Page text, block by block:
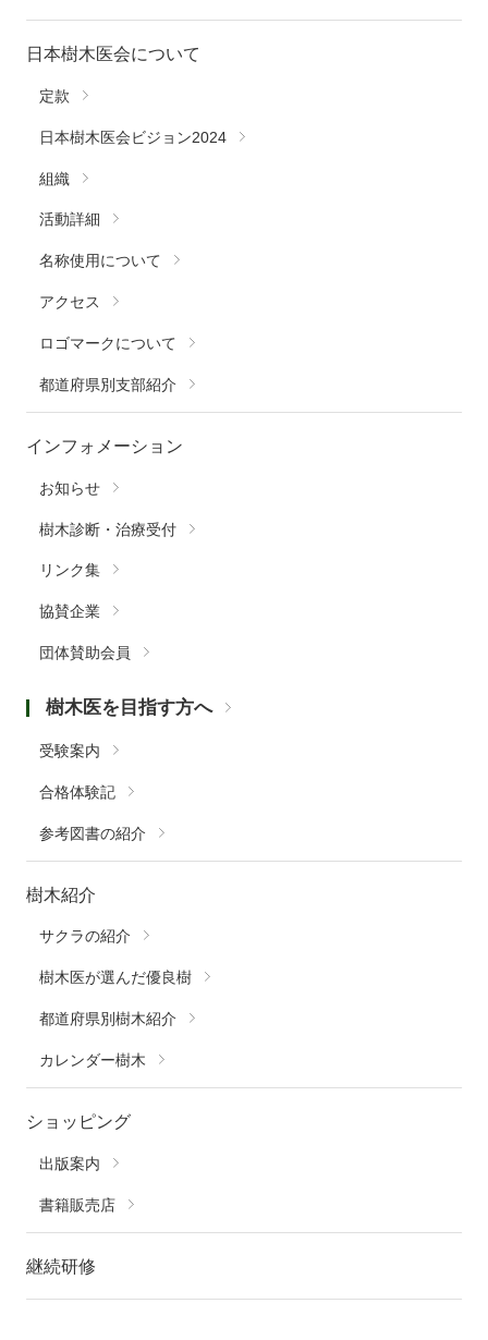
日本樹木医会について
定款
日本樹木医会ビジョン2024
組織
活動詳細
名称使用について
アクセス
ロゴマークについて
都道府県別支部紹介
インフォメーション
お知らせ
樹木診断・治療受付
リンク集
協賛企業
団体賛助会員
樹木医を目指す方へ
受験案内
合格体験記
参考図書の紹介
樹木紹介
サクラの紹介
樹木医が選んだ優良樹
都道府県別樹木紹介
カレンダー樹木
ショッピング
出版案内
書籍販売店
継続研修